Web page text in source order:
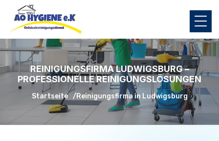
REINIGUNGSFIRMA LUDWIGSBURG –
PROFESSIONELLE REINIGUNGSLÖSUNGEN
Startseite Reinigungsfirma in Ludwigsburg